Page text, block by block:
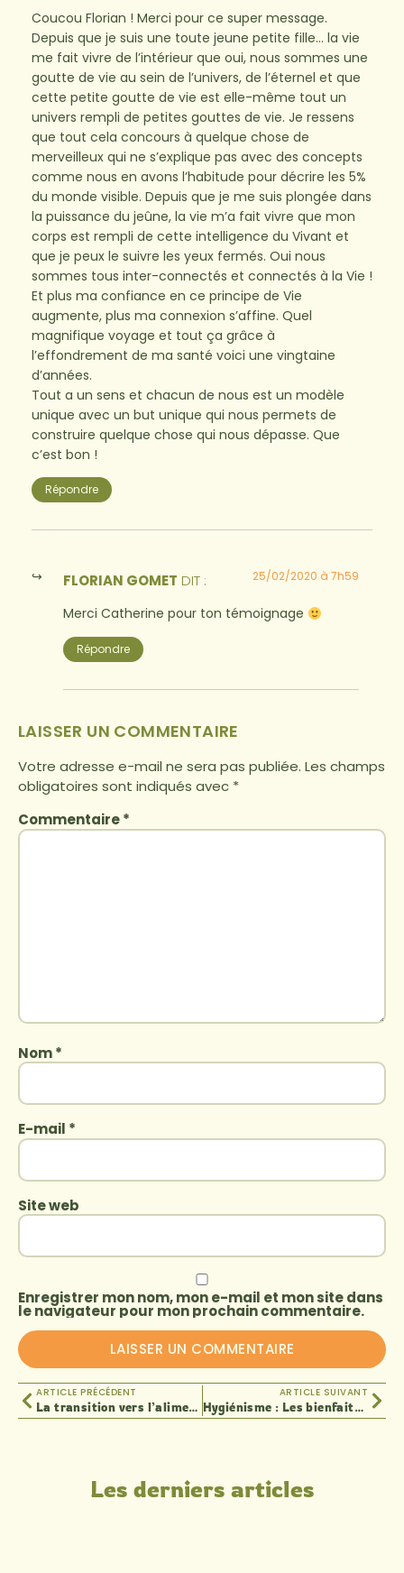
Coucou Florian ! Merci pour ce super message.
Depuis que je suis une toute jeune petite fille… la vie
me fait vivre de l’intérieur que oui, nous sommes une
goutte de vie au sein de l’univers, de l’éternel et que
cette petite goutte de vie est elle-même tout un
univers rempli de petites gouttes de vie. Je ressens
que tout cela concours à quelque chose de
merveilleux qui ne s’explique pas avec des concepts
comme nous en avons l’habitude pour décrire les 5%
du monde visible. Depuis que je me suis plongée dans
la puissance du jeûne, la vie m’a fait vivre que mon
corps est rempli de cette intelligence du Vivant et
que je peux le suivre les yeux fermés. Oui nous
sommes tous inter-connectés et connectés à la Vie !
Et plus ma confiance en ce principe de Vie
augmente, plus ma connexion s’affine. Quel
magnifique voyage et tout ça grâce à
l’effondrement de ma santé voici une vingtaine
d’années.
Tout a un sens et chacun de nous est un modèle
unique avec un but unique qui nous permets de
construire quelque chose qui nous dépasse. Que
c’est bon !
Répondre
FLORIAN GOMET DIT : 25/02/2020 à 7h59
Merci Catherine pour ton témoignage
Répondre
LAISSER UN COMMENTAIRE
Votre adresse e-mail ne sera pas publiée. Les champs
obligatoires sont indiqués avec *
Commentaire*
Nom*
E-mail *
Site web
Enregistrer mon nom, mon e-mail et mon site dans
le navigateur pour mon prochain commentaire.
ARTICLE PRÉCÉDENT
La transition vers l’alimentation vivante
ARTICLE SUIVANT
Hygiénisme : Les bienfaits de la course pieds nus
Les derniers articles